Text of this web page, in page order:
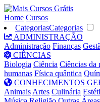
Home Cursos
CategoriasCategorias
ADMINISTRAÇÃO
Administração Finanças
CIÊNCIAS
Biologia Ciência Ciências da
humanas Física quântica
CONHECIMENTOS
Animais Artes Culinária